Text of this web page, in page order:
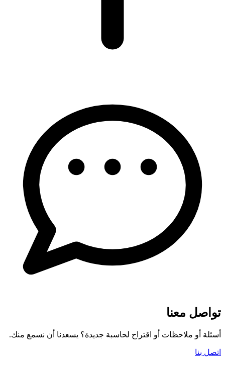
تواصل معنا
أسئلة أو ملاحظات أو اقتراح لحاسبة جديدة؟ يسعدنا أن نسمع منك.
اتصل بنا